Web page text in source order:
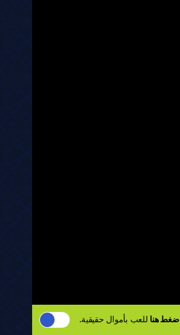
اضغط هنا للعب بأموال حقيقية.